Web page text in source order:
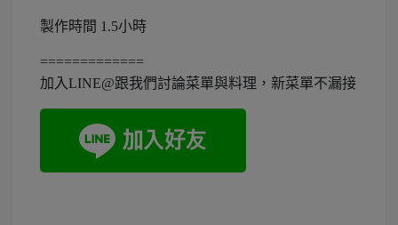
製作時間 1.5小時
=============
加入LINE@跟我們討論菜單與料理，新菜單不漏接